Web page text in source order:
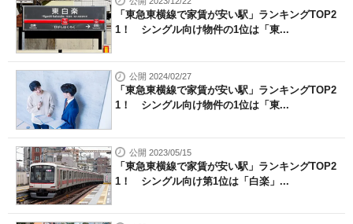
「東急東横線で家賃が安い駅」ランキングTOP2
1！ シングル向け物件の1位は「東...
公開 2024/02/27
「東急東横線で家賃が安い駅」ランキングTOP2
1！ シングル向け物件の1位は「東...
公開 2023/05/15
「東急東横線で家賃が安い駅」ランキングTOP2
1！ シングル向け第1位は「白楽」...